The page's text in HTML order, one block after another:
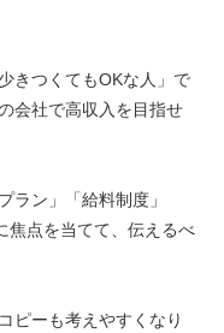
きつくてもOKな人」で
会社で高収入を目指せ
ラン」「給料制度」
焦点を当てて、伝えるべ
ピーも考えやすくなり